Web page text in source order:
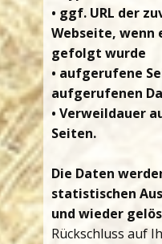
• ggf. URL der
Webseite, wenn
gefolgt wurde
• aufgerufene
aufgerufenen
• Verweildauer
Seiten.
Die Daten
statistischen
und wieder
Rückschluss auf